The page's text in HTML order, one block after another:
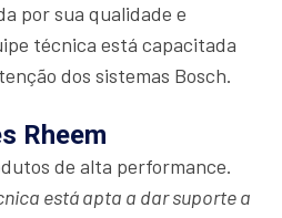
por sua qualidade e
técnica está capacitada
dos sistemas Bosch.
Rheem
de alta performance.
está apta a dar suporte a